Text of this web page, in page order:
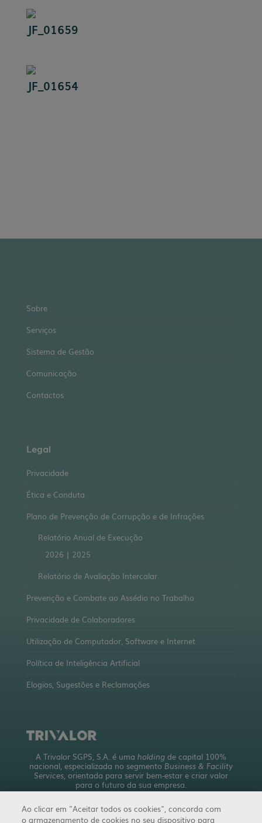
JF_01659
JF_01654
Sobre
Serviços
Sistema de Gestão
Comunicação
Contactos
Legal
Privacidade
Ética e Conduta
Plano de Prevenção de Corrupção e de Infrações
Relatório Anual de Execução
2026 | 2025
Relatório de Avaliação Intercalar
Prevenção e Combate ao Assédio no Trabalho
Privacidade de Colaboradores
Utilização de Computador, Software e Internet
Política de Inteligência Artificial
Elogios, Sugestões e Reclamações
A Trivalor SGPS, S.A. é uma holdingde capital 100%
nacional, especializada no segmento Business & Facility
Services, orientada para servir bem-estar e criar valor
para o futuro da sua empresa.
10 empresas a operar em 4 áreas de negócio.
Ao clicar em "Aceitar todos os cookies", concorda com
o armazenamento de cookies no seu dispositivo para